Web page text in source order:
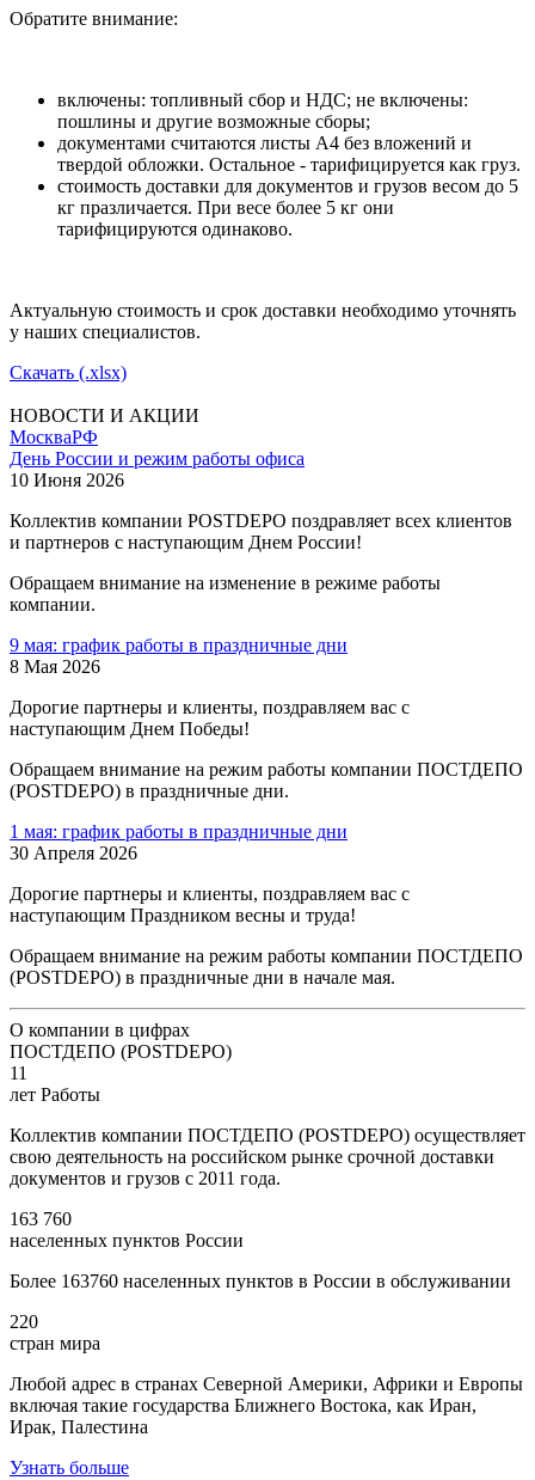
Обратите внимание:
включены: топливный сбор и НДС; не включены:
пошлины и другие возможные сборы;
документами считаются листы А4 без вложений и
твердой обложки. Остальное - тарифицируется как груз.
стоимость доставки для документов и грузов весом до 5
кг празличается. При весе более 5 кг они
тарифицируются одинаково.
Актуальную стоимость и срок доставки необходимо уточнять
у наших специалистов.
Скачать (.xlsx)
НОВОСТИ И АКЦИИ
МоскваРФ
День России и режим работы офиса
10 Июня 2026
Коллектив компании POSTDEPO поздравляет всех клиентов
и партнеров с наступающим Днем России!
Обращаем внимание на изменение в режиме работы
компании.
9 мая: график работы в праздничные дни
8 Мая 2026
Дорогие партнеры и клиенты, поздравляем вас с
наступающим Днем Победы!
Обращаем внимание на режим работы компании ПОСТДЕПО
(POSTDEPO) в праздничные дни.
1 мая: график работы в праздничные дни
30 Апреля 2026
Дорогие партнеры и клиенты, поздравляем вас с
наступающим Праздником весны и труда!
Обращаем внимание на режим работы компании ПОСТДЕПО
(POSTDEPO) в праздничные дни в начале мая.
О компании в цифрах
ПОСТДЕПО (POSTDEPO)
11
лет Работы
Коллектив компании ПОСТДЕПО (POSTDEPO) осуществляет
свою деятельность на российском рынке срочной доставки
документов и грузов с 2011 года.
163 760
населенных пунктов России
Более 163760 населенных пунктов в России в обслуживании
220
стран мира
Любой адрес в странах Северной Америки, Африки и Европы
включая такие государства Ближнего Востока, как Иран,
Ирак, Палестина
Узнать больше